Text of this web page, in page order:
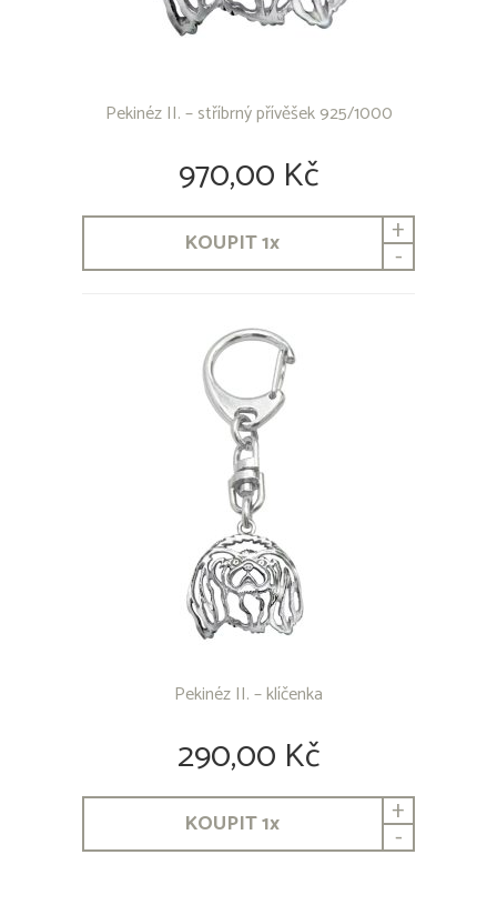
Pekinéz II. – stříbrný přívěšek 925/1000
970,00 Kč
KOUPIT1x +
-
Pekinéz II. – klíčenka
290,00 Kč
KOUPIT1x +
-